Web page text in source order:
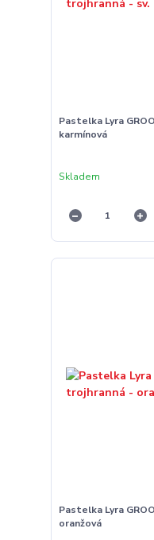
Pastelka Lyra
karmínová
Skladem
Pastelka Lyra
oranžová